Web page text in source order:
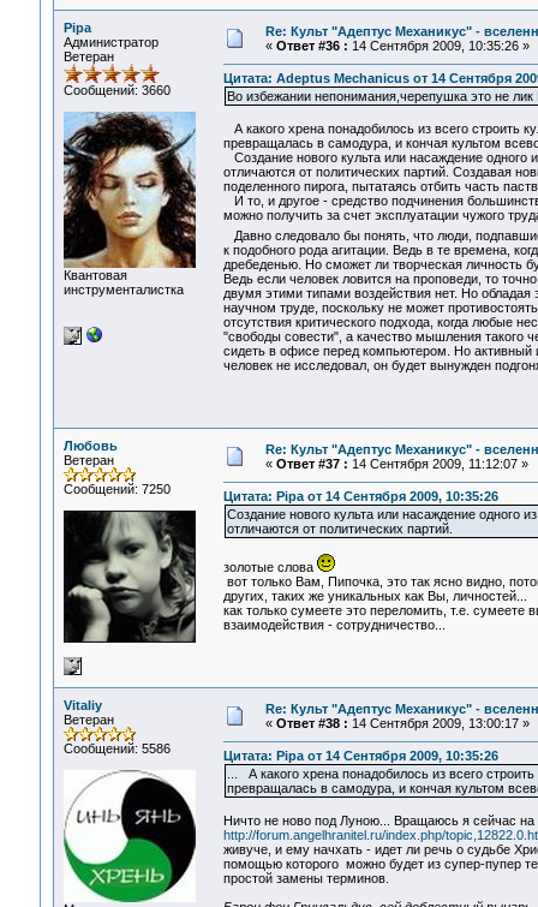
Pipa
Администратор
Ветеран
Сообщений: 3660
Квантовая
инструменталистка
Re: Культ "Адептус Механикус" -
« Ответ #36 : 14 Сентября 2009, 10:35:26 »
Цитата: Adeptus Mechanicus от 14 Сентября
Во избежании непонимания,черепушка это не
А какого хрена понадобилось из всего строить
превращалась в самодура, и кончая культом
Создание нового культа или насаждение
отличаются от политических партий. Создавая
поделенного пирога, пытатаясь отбить часть
И то, и другое - средство подчинения
можно получить за счет эксплуатации чужого
Давно следовало бы понять, что люди,
к подобного рода агитации. Ведь в те времена,
дребеденью. Но сможет ли творческая личность
Ведь если человек ловится на проповеди, то
двумя этими типами воздействия нет. Но
научном труде, поскольку не может
отсутствия критического подхода, когда любые
"свободы совести", а качество мышления такого
сидеть в офисе перед компьютером. Но активный
человек не исследовал, он будет вынужден
Любовь
Ветеран
Сообщений: 7250
Re: Культ "Адептус Механикус" -
« Ответ #37 : 14 Сентября 2009, 11:12:07 »
Цитата: Pipa от 14 Сентября 2009, 10:35:26
Создание нового культа или насаждение одного
отличаются от политических партий.
золотые слова
вот только Вам, Пипочка, это так ясно видно,
других, таких же уникальных как Вы, личностей...
как только сумеете это переломить, т.е. сумеете
взаимодействия - сотрудничество...
Vitaliy
Ветеран
Сообщений: 5586
Re: Культ "Адептус Механикус" -
« Ответ #38 : 14 Сентября 2009, 13:00:17 »
Цитата: Pipa от 14 Сентября 2009, 10:35:26
... А какого хрена понадобилось из всего
превращалась в самодура, и кончая культом
Ничто не ново под Луною... Вращаюсь я сейчас
http://forum.angelhranitel.ru/index.php/
живуче, и ему начхать - идет ли речь о судьбе
помощью которого можно будет из супер-пупер
простой замены терминов.